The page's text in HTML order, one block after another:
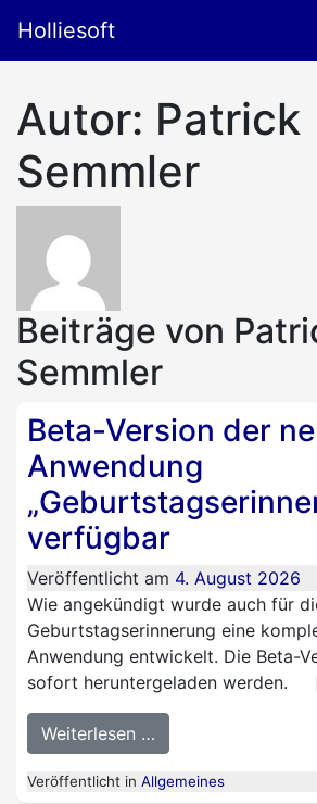
Holliesoft
Autor: Patrick
Semmler
Beiträge von
Semmler
Beta-Version der
Anwendung
verfügbar
Veröffentlicht am 4. August 2026
Wie angekündigt wurde auch für
Geburtstagserinnerung eine
Anwendung entwickelt. Die Beta-
sofort heruntergeladen werden.
Weiterlesen …
Veröffentlicht in Allgemeines